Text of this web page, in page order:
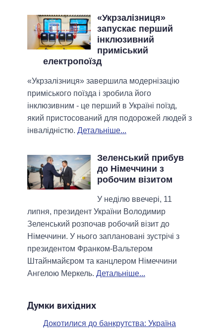
«Укрзалізниця»
запускає перший
інклюзивний
приміський
електропоїзд
«Укрзалізниця» завершила модернізацію
приміського поїзда і зробила його
інклюзивним - це перший в Україні поїзд,
який пристосований для подорожей людей з
інвалідністю. Детальніше...
Зеленський прибув
до Німеччини з
робочим візитом
У неділю ввечері, 11
липня, президент України Володимир
Зеленський розпочав робочий візит до
Німеччини. У нього заплановані зустрічі з
президентом Франком-Вальтером
Штайнмайєром та канцлером Німеччини
Ангелою Меркель. Детальніше...
Думки вихідних
Докотилися до банкрутства: Україна